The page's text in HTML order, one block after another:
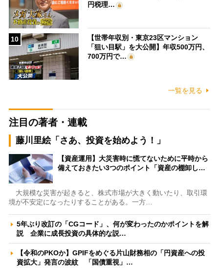
円税理…
10
【世帯年収別・東京23区マンション
「狙い目駅」を大公開】年収500万円、
700万円で…
一覧を見る
注目の著者・連載
藤川里絵「さあ、投資を始めよう！」
【資産運用】大災害時に慌てないために平時から
備えておきたい3つのポイント「資産の棚卸し…
大規模な災害が起きると、株式市場が大きく動いたり、取引環
境が不安定になったりすることがある。一方…
5年ぶり改訂の「CGコード」、何が変わったのかポイントを解
説 企業に成長投資の具体的な説…
【令和のPKOか】GPIFをめぐる片山財務相の「円資産への投
資拡大」発言の波紋 「国債重視」…